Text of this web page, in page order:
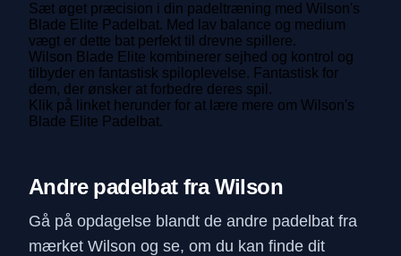
Sæt øget præcision i din padeltræning med Wilson's
Blade Elite Padelbat. Med lav balance og medium
vægt er dette bat perfekt til drevne spillere.
Wilson Blade Elite kombinerer sejhed og kontrol og
tilbyder en fantastisk spiloplevelse. Fantastisk for
dem, der ønsker at forbedre deres spil.
Klik på linket herunder for at lære mere om Wilson's
Blade Elite Padelbat.
Andre padelbat fra Wilson
Gå på opdagelse blandt de andre padelbat fra
mærket Wilson og se, om du kan finde dit